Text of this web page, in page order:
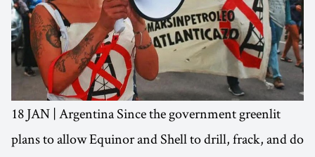
18 JAN | Argentina Since the government greenlit
plans to allow Equinor and Shell to drill, frack, and do